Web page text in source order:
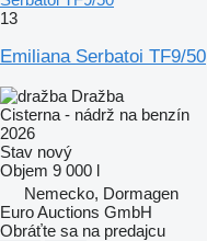
13
Emiliana Serbatoi TF9/50
Dražba
Cisterna - nádrž na benzín
2026
Stav nový
Objem 9 000 l
Nemecko, Dormagen
Euro Auctions GmbH
Obráťte sa na predajcu